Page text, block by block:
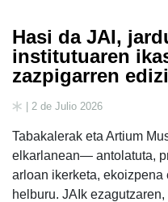
Hasi da JAI,
institutuaren
zazpigarren
| 2 de Julio 2026
Tabakalerak eta Artium
elkarlanean— antolatuta,
arloan ikerketa, ekoizpena
helburu. JAIk